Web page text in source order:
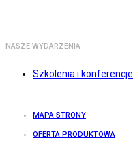
NASZE WYDARZENIA
Szkolenia i konferencje
MAPA STRONY
OFERTA PRODUKTOWA